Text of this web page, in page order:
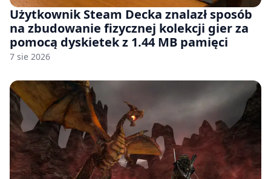
Użytkownik Steam Decka znalazł sposób
na zbudowanie fizycznej kolekcji gier za
pomocą dyskietek z 1.44 MB pamięci
7 sie 2026